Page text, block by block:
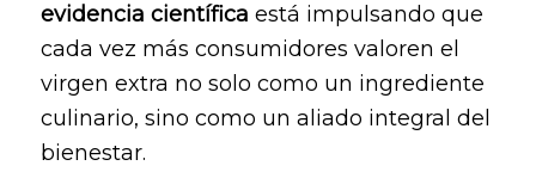
evidencia científica está impulsando que
cada vez más consumidores valoren el
virgen extra no solo como un ingrediente
culinario, sino como un aliado integral del
bienestar.